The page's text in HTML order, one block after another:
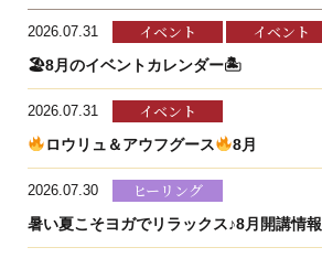
2026.07.31 イベント イベント
🏖8月のイベントカレンダー🏝
2026.07.31 イベント
ロウリュ＆アウフグース 8月
2026.07.30 ヒーリング
暑い夏こそヨガでリラックス♪8月開講情報